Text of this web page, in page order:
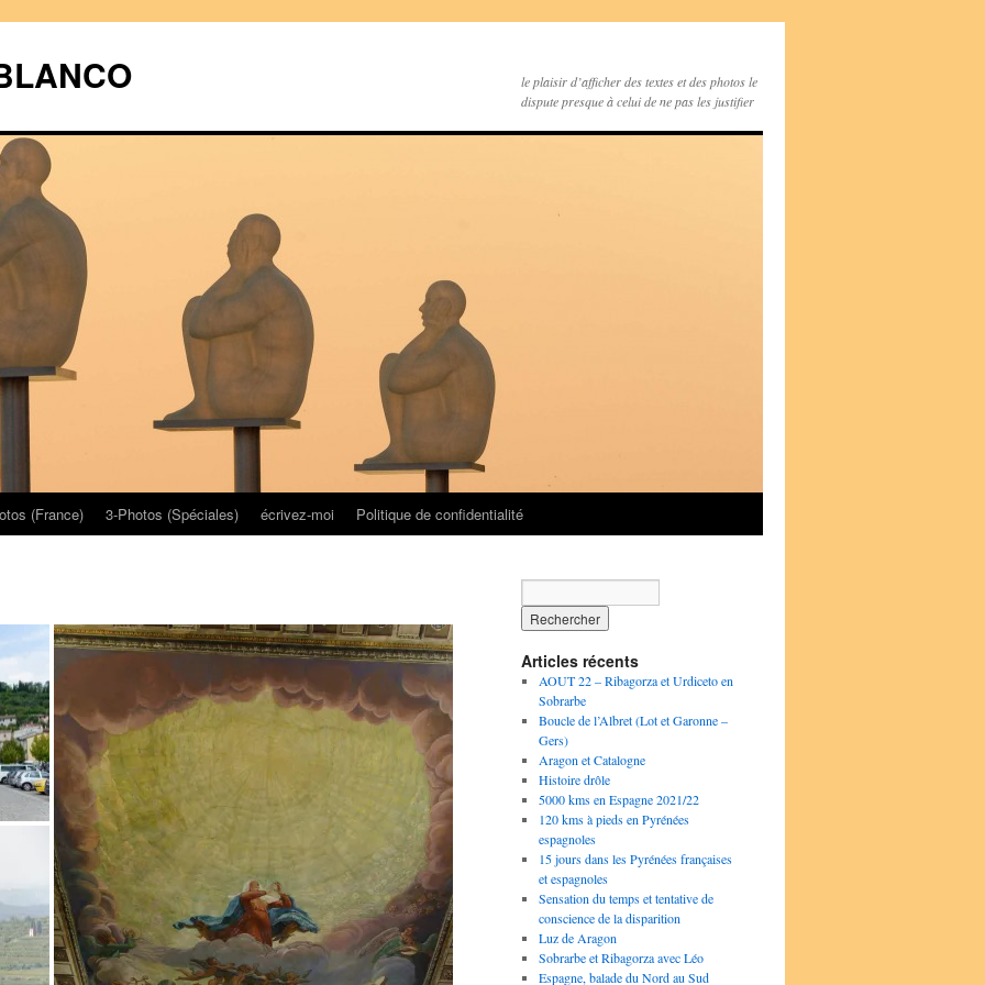
le plaisir d’afficher des textes et des photos le
dispute presque à celui de ne pas les justifier
(France) 3-Photos (Spéciales) écrivez-moi Politique de confidentialité
Articles récents
AOUT 22 – Ribagorza et Urdiceto en
Sobrarbe
Boucle de l’Albret (Lot et Garonne –
Gers)
Aragon et Catalogne
Histoire drôle
5000 kms en Espagne 2021/22
120 kms à pieds en Pyrénées
espagnoles
15 jours dans les Pyrénées françaises
et espagnoles
Sensation du temps et tentative de
conscience de la disparition
Luz de Aragon
Sobrarbe et Ribagorza avec Léo
Espagne, balade du Nord au Sud